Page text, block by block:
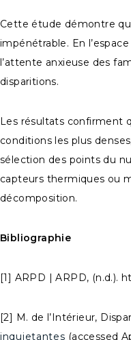
Cette étude démontre
impénétrable. En
l’attente anxieuse des
disparitions.
Les résultats confirment
conditions les plus
sélection des points du
capteurs thermiques ou
décomposition.
Bibliographie
[1] ARPD | ARPD, (n.d.).
[2] M. de l’Intérieur,
inquietantes (accessed